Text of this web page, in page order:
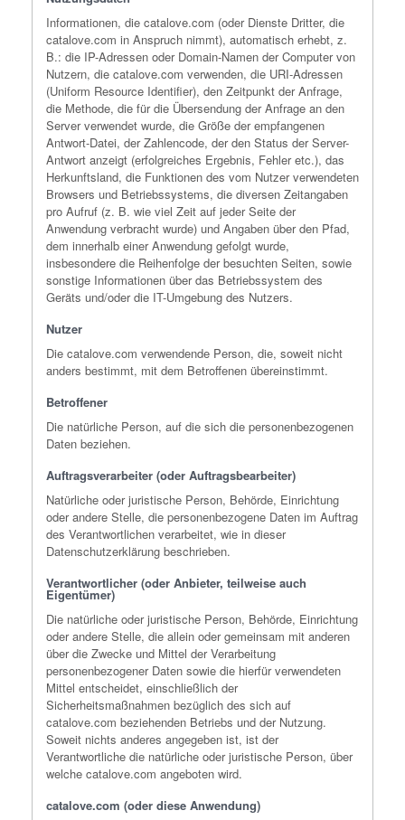
Informationen, die catalove.com (oder Dienste Dritter, die
catalove.com in Anspruch nimmt), automatisch erhebt, z.
B.: die IP-Adressen oder Domain-Namen der Computer von
Nutzern, die catalove.com verwenden, die URI-Adressen
(Uniform Resource Identifier), den Zeitpunkt der Anfrage,
die Methode, die für die Übersendung der Anfrage an den
Server verwendet wurde, die Größe der empfangenen
Antwort-Datei, der Zahlencode, der den Status der Server-
Antwort anzeigt (erfolgreiches Ergebnis, Fehler etc.), das
Herkunftsland, die Funktionen des vom Nutzer verwendeten
Browsers und Betriebssystems, die diversen Zeitangaben
pro Aufruf (z. B. wie viel Zeit auf jeder Seite der
Anwendung verbracht wurde) und Angaben über den Pfad,
dem innerhalb einer Anwendung gefolgt wurde,
insbesondere die Reihenfolge der besuchten Seiten, sowie
sonstige Informationen über das Betriebssystem des
Geräts und/oder die IT-Umgebung des Nutzers.
Nutzer
Die catalove.com verwendende Person, die, soweit nicht
anders bestimmt, mit dem Betroffenen übereinstimmt.
Betroffener
Die natürliche Person, auf die sich die personenbezogenen
Daten beziehen.
Auftragsverarbeiter (oder Auftragsbearbeiter)
Natürliche oder juristische Person, Behörde, Einrichtung
oder andere Stelle, die personenbezogene Daten im Auftrag
des Verantwortlichen verarbeitet, wie in dieser
Datenschutzerklärung beschrieben.
Verantwortlicher (oder Anbieter, teilweise auch
Eigentümer)
Die natürliche oder juristische Person, Behörde, Einrichtung
oder andere Stelle, die allein oder gemeinsam mit anderen
über die Zwecke und Mittel der Verarbeitung
personenbezogener Daten sowie die hierfür verwendeten
Mittel entscheidet, einschließlich der
Sicherheitsmaßnahmen bezüglich des sich auf
catalove.com beziehenden Betriebs und der Nutzung.
Soweit nichts anderes angegeben ist, ist der
Verantwortliche die natürliche oder juristische Person, über
welche catalove.com angeboten wird.
catalove.com (oder diese Anwendung)